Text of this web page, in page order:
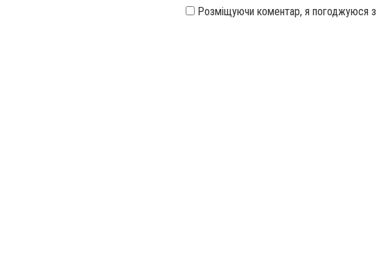
Розміщуючи коментар, я погоджуюся з